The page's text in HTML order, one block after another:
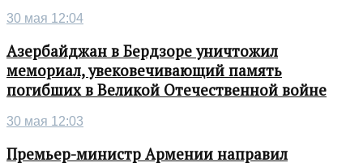
30 мая 12:04
Азербайджан в Бердзоре уничтожил
мемориал, увековечивающий память
погибших в Великой Отечественной войне
30 мая 12:03
Премьер-министр Армении направил